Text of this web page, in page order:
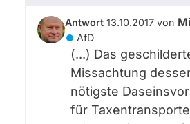
Antwort 13.10.2017 von
AfD
(...) Das
Missachtung
nötigste
für